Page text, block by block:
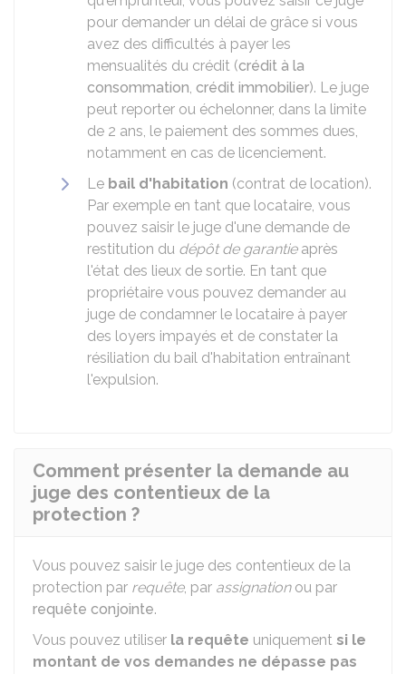
pour demander un délai de grâce si vous
avez des difficultés à payer les
mensualités du crédit (crédit à la
consommation, crédit immobilier). Le juge
peut reporter ou échelonner, dans la limite
de 2 ans, le paiement des sommes dues,
notamment en cas de licenciement.
Le bail d'habitation (contrat de location).
Par exemple en tant que locataire, vous
pouvez saisir le juge d'une demande de
restitution du dépôt de garantieaprès
l'état des lieux de sortie. En tant que
propriétaire vous pouvez demander au
juge de condamner le locataire à payer
des loyers impayés et de constater la
résiliation du bail d'habitation entraînant
l'expulsion.
Comment présenter la demande au
juge des contentieux de la
protection ?
Vous pouvez saisir le juge des contentieux de la
protection par requête, par assignationou par
requête conjointe.
Vous pouvez utiliser la requête uniquement si le
montant de vos demandes ne dépasse pas